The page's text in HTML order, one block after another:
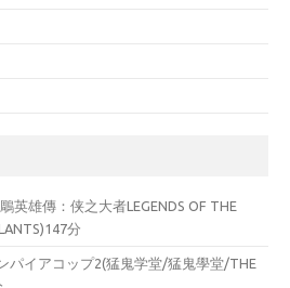
英雄傳：侠之大者LEGENDS OF THE
分
パイアコップ2(猛鬼学堂/猛鬼學堂/THE